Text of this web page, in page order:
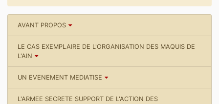
AVANT PROPOS
LE CAS EXEMPLAIRE DE L'ORGANISATION DES MAQUIS DE
L'AIN
UN EVENEMENT MEDIATISE
L'ARMEE SECRETE SUPPORT DE L'ACTION DES